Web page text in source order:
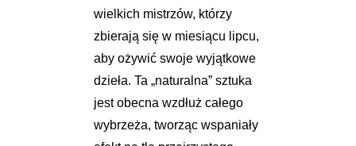
wielkich mistrzów, którzy
zbierają się w miesiącu lipcu,
aby ożywić swoje wyjątkowe
dzieła. Ta „naturalna” sztuka
jest obecna wzdłuż całego
wybrzeża, tworząc wspaniały